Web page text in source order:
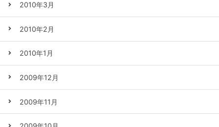
2010年3月
2010年2月
2010年1月
2009年12月
2009年11月